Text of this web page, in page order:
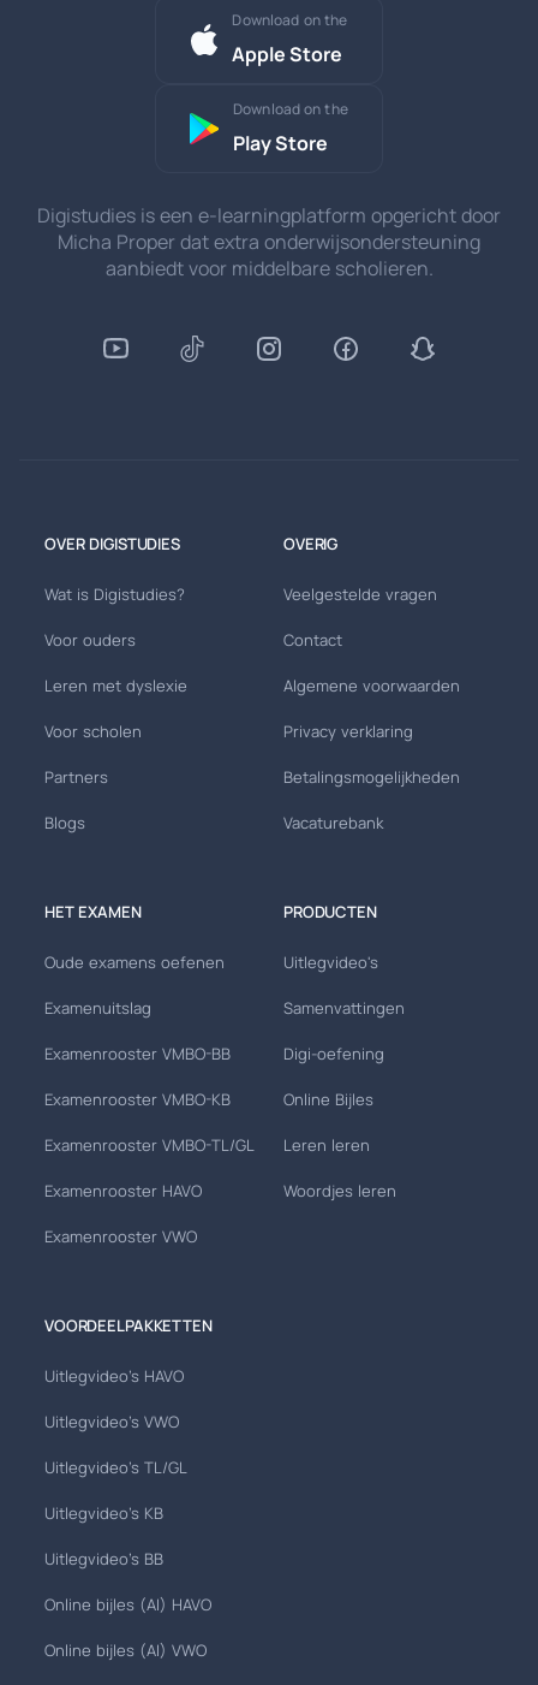
Download on the
Apple Store
Download on the
Play Store
Digistudies is een e-learningplatform opgericht door
Micha Proper dat extra onderwijsondersteuning
aanbiedt voor middelbare scholieren.
OVER DIGISTUDIES
Wat is Digistudies?
Voor ouders
Leren met dyslexie
Voor scholen
Partners
Blogs
OVERIG
Veelgestelde vragen
Contact
Algemene voorwaarden
Privacy verklaring
Betalingsmogelijkheden
Vacaturebank
HET EXAMEN
Oude examens oefenen
Examenuitslag
Examenrooster VMBO-BB
Examenrooster VMBO-KB
Examenrooster VMBO-TL/GL
Examenrooster HAVO
Examenrooster VWO
PRODUCTEN
Uitlegvideo's
Samenvattingen
Digi-oefening
Online Bijles
Leren leren
Woordjes leren
VOORDEELPAKKETTEN
Uitlegvideo's HAVO
Uitlegvideo's VWO
Uitlegvideo's TL/GL
Uitlegvideo's KB
Uitlegvideo's BB
Online bijles (AI) HAVO
Online bijles (AI) VWO